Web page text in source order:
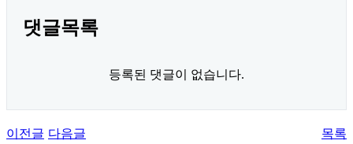
댓글목록
등록된 댓글이 없습니다.
이전글 다음글 목록